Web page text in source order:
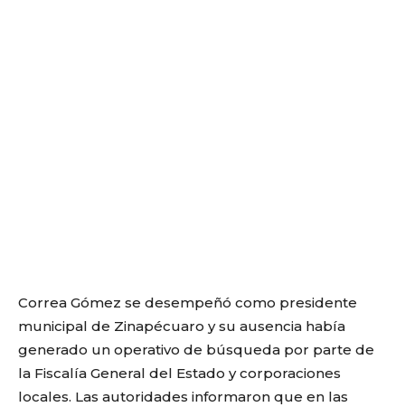
Correa Gómez se desempeñó como presidente
municipal de Zinapécuaro y su ausencia había
generado un operativo de búsqueda por parte de
la Fiscalía General del Estado y corporaciones
locales. Las autoridades informaron que en las